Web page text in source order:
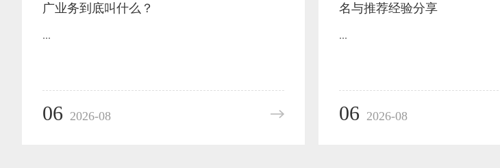
广业务到底叫什么？
...
06 2026-08
名与推荐经验分享
...
06 2026-08